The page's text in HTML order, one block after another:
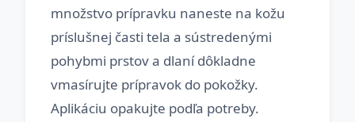
množstvo prípravku naneste na kožu
príslušnej časti tela a sústredenými
pohybmi prstov a dlaní dôkladne
vmasírujte prípravok do pokožky.
Aplikáciu opakujte podľa potreby.